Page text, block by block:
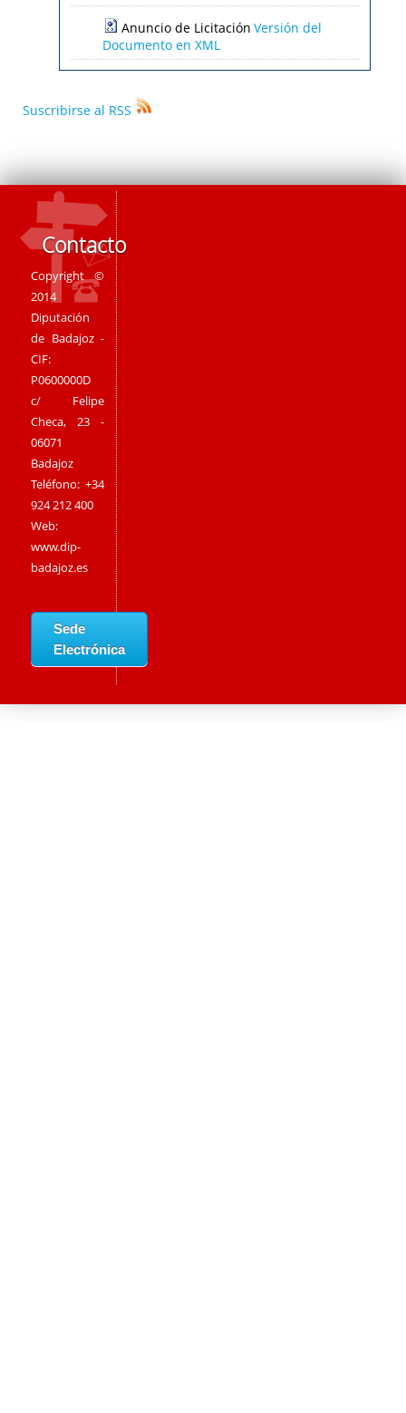
Anuncio de Licitación Versión del
Documento en XML
Suscribirse al RSS
Contacto
Copyright ©
2014
Diputación
de Badajoz -
CIF:
P0600000D
c/ Felipe
Checa, 23 -
06071
Badajoz
Teléfono: +34
924 212 400
Web:
www.dip-
badajoz.es
Sede
Electrónica